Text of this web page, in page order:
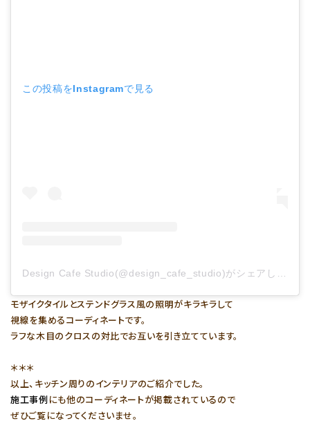
この投稿をInstagramで見る
モザイクタイルとステンドグラス風の照明がキラキラして
視線を集めるコーディネートです。
ラフな木目のクロスの対比でお互いを引き立てています。
＊＊＊
以上、キッチン周りのインテリアのご紹介でした。
施工事例にも他のコーディネートが掲載されているので
ぜひご覧になってくださいませ。